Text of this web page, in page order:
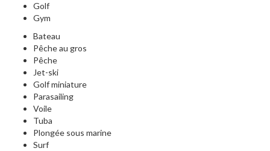
Golf
Gym
Bateau
Pêche au gros
Pêche
Jet-ski
Golf miniature
Parasailing
Voile
Tuba
Plongée sous marine
Surf